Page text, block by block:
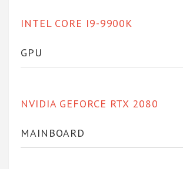
INTEL CORE I9-9900K
GPU
NVIDIA GEFORCE RTX 2080
MAINBOARD